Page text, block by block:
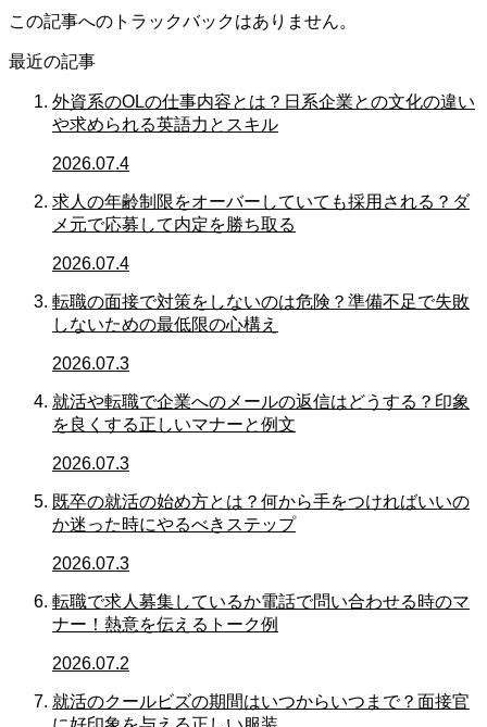
この記事へのトラックバックはありません。
最近の記事
外資系のOLの仕事内容とは？日系企業との文化の違い
や求められる英語力とスキル
2026.07.4
求人の年齢制限をオーバーしていても採用される？ダ
メ元で応募して内定を勝ち取る
2026.07.4
転職の面接で対策をしないのは危険？準備不足で失敗
しないための最低限の心構え
2026.07.3
就活や転職で企業へのメールの返信はどうする？印象
を良くする正しいマナーと例文
2026.07.3
既卒の就活の始め方とは？何から手をつければいいの
か迷った時にやるべきステップ
2026.07.3
転職で求人募集しているか電話で問い合わせる時のマ
ナー！熱意を伝えるトーク例
2026.07.2
就活のクールビズの期間はいつからいつまで？面接官